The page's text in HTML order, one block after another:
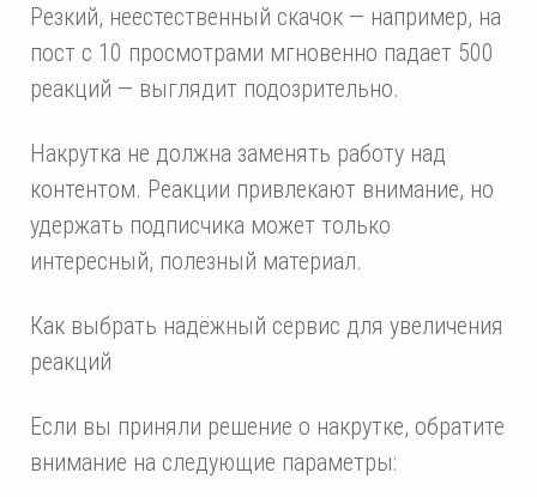
Резкий, неестественный скачок — например, на
пост с 10 просмотрами мгновенно падает 500
реакций — выглядит подозрительно.
Накрутка не должна заменять работу над
контентом. Реакции привлекают внимание, но
удержать подписчика может только
интересный, полезный материал.
Как выбрать надёжный сервис для увеличения
реакций
Если вы приняли решение о накрутке, обратите
внимание на следующие параметры: